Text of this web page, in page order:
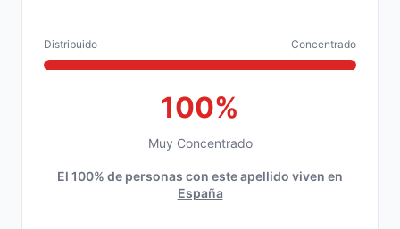
Distribuido Concentrado
100%
Muy Concentrado
El 100% de personas con este apellido viven en
España